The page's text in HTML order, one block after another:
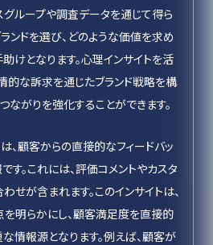
グループや調査データを通じて得ら
ンドを選び、どのような価値を求め
けとなります。心理インサイトを活
的な訴求を通じたブランド戦略を構
ながりを強化することができます。
、顧客からの直接的なフィードバッ
す。これには、評価コメントやカスタ
せが含まれます。このインサイトは、
明らかにし、顧客満足度を直接的
情報源となります。例えば、顧客が